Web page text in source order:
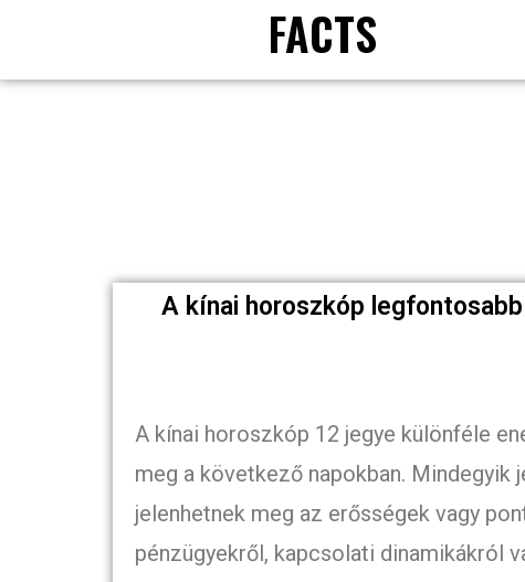
FACTS
A kínai horoszkóp
A kínai horoszkóp 12 jegye különféle
meg a következő napokban. Mindegyik
jelenhetnek meg az erősségek vagy
pénzügyekről, kapcsolati dinamikákról